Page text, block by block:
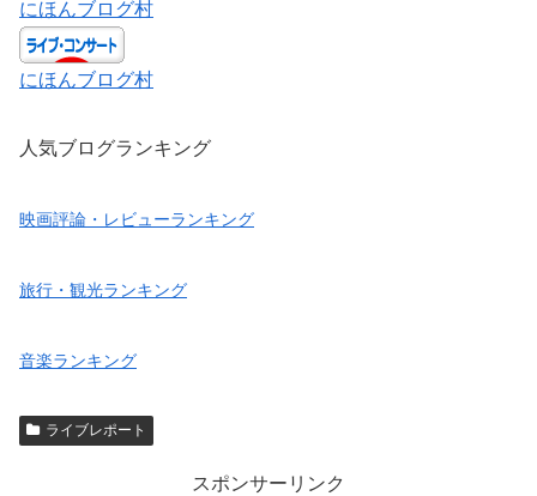
にほんブログ村
にほんブログ村
人気ブログランキング
映画評論・レビューランキング
旅行・観光ランキング
音楽ランキング
ライブレポート
スポンサーリンク